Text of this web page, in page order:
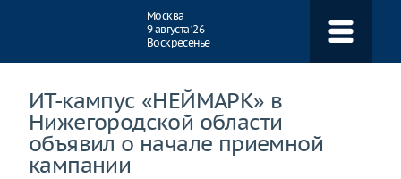
Москва
9 августа ‘26
Воскресенье
ИТ-кампус «НЕЙМАРК» в
Нижегородской области
объявил о начале приемной
кампании